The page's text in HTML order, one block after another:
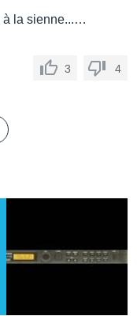
à la sienne...…
3
4